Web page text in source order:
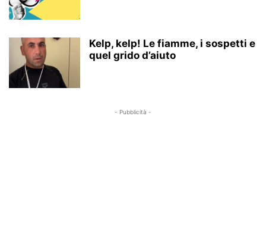
Kelp, kelp! Le fiamme, i sospetti e
quel grido d’aiuto
- Pubblicità -